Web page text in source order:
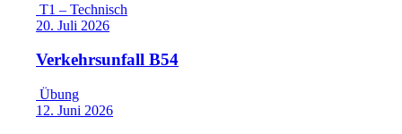
T1 – Technisch
20. Juli 2026
Verkehrsunfall B54
Übung
12. Juni 2026